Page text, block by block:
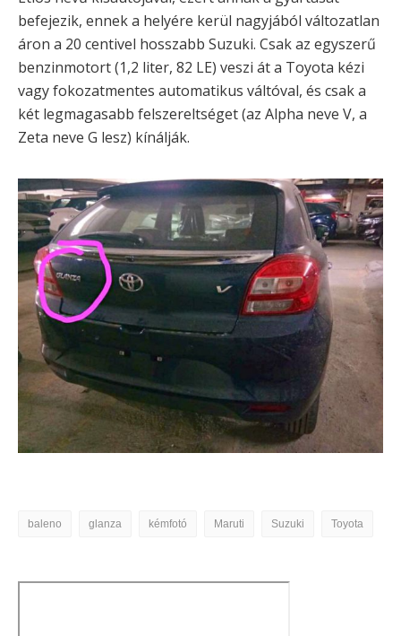
befejezik, ennek a helyére kerül nagyjából változatlan
áron a 20 centivel hosszabb Suzuki. Csak az egyszerű
benzinmotort (1,2 liter, 82 LE) veszi át a Toyota kézi
vagy fokozatmentes automatikus váltóval, és csak a
két legmagasabb felszereltséget (az Alpha neve V, a
Zeta neve G lesz) kínálják.
baleno glanza kémfotó Maruti Suzuki Toyota